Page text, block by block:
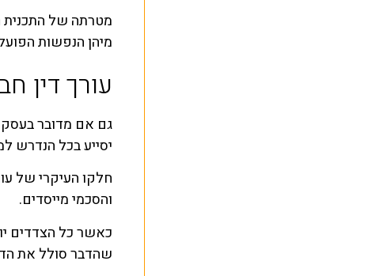
מטרתה של התכנית
מיהן הנפשות
עורך דין
גם אם מדובר בעסק קטן, אך כזה
יסייע בכל הנדרש
חלקו העיקרי של
והסכמי מייסדים.
כאשר כל הצדדים
שהדבר סולל את